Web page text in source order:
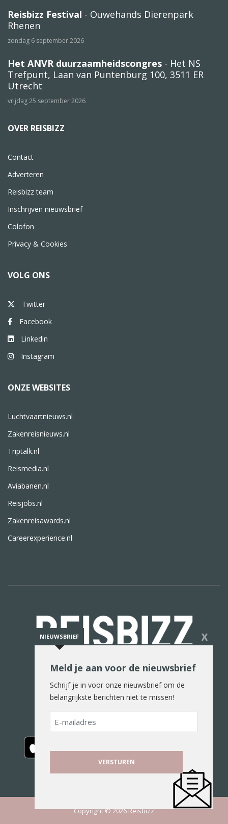
Reisbizz Festival - Ouwehands Dierenpark
Rhenen
zondag 6 september 2026
Het ANVR duurzaamheidscongres - Het NS
Trefpunt, Laan van Puntenburg 100, 3511 ER
Utrecht
vrijdag 25 september 2026
OVER REISBIZZ
Contact
Adverteren
Reisbizz team
Inschrijven nieuwsbrief
Colofon
Privacy & Cookies
VOLG ONS
Twitter
Facebook
Linkedin
Instagram
ONZE WEBSITES
Luchtvaartnieuws.nl
Zakenreisnieuws.nl
Triptalk.nl
Reismedia.nl
Aviabanen.nl
Reisjobs.nl
Zakenreisawards.nl
Careerexperience.nl
De reiswereld in woord en beeld
Copyright © 2026 Reisbizz
NIEUWSBRIEF X
Meld je aan voor de nieuwsbrief
Schrijf je in voor onze nieuwsbrief om de
belangrijkste berichten niet te missen!
E-
mailadres